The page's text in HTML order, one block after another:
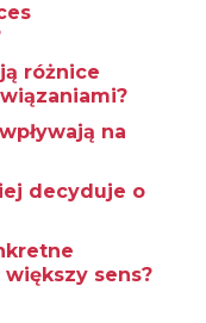
różnice
na
decyduje o
sens?